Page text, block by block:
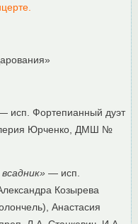
исп. Фортепианный дуэт
Юрченко, ДМШ №
— исп.
Козырева
Анастасия